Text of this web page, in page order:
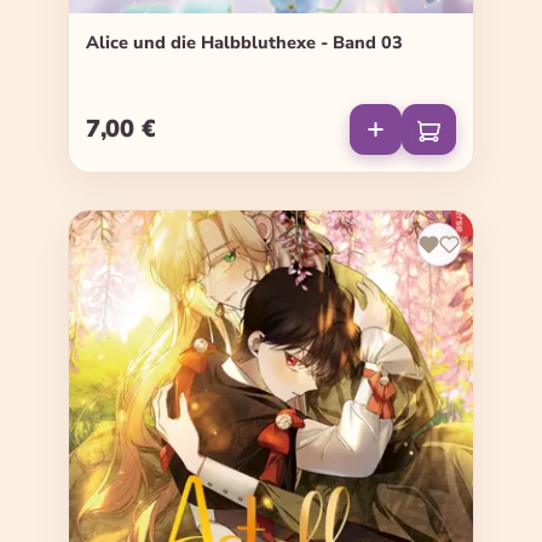
Alice und die Halbbluthexe - Band 03
Regulärer Preis:
7,00 €